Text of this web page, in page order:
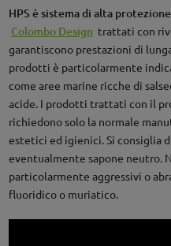
HPS è sistema di alta
Colombo Design trattati con
garantiscono prestazioni di
prodotti è particolarmente
come aree marine ricche di
acide. I prodotti trattati con il
richiedono solo la normale
estetici ed igienici. Si consiglia
eventualmente sapone neutro.
particolarmente aggressivi o
fluoridico o muriatico.